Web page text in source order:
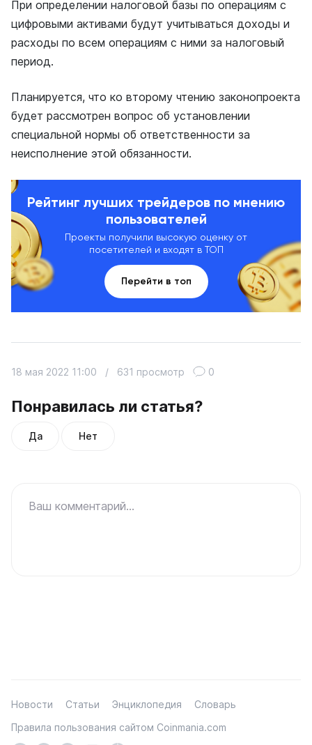
При определении налоговой базы по операциям с
цифровыми активами будут учитываться доходы и
расходы по всем операциям с ними за налоговый
период.
Планируется, что ко второму чтению законопроекта
будет рассмотрен вопрос об установлении
специальной нормы об ответственности за
неисполнение этой обязанности.
Рейтинг лучших трейдеров по мнению
пользователей
Проекты получили высокую оценку от
посетителей и входят в ТОП
Перейти в топ
Понравилась ли статья?
Да Нет
18 мая 2022 11:00 / 631 просмотр 0
Ваш комментарий...
Новости Статьи Энциклопедия
Словарь
Правила пользования сайтом Coinmania.com